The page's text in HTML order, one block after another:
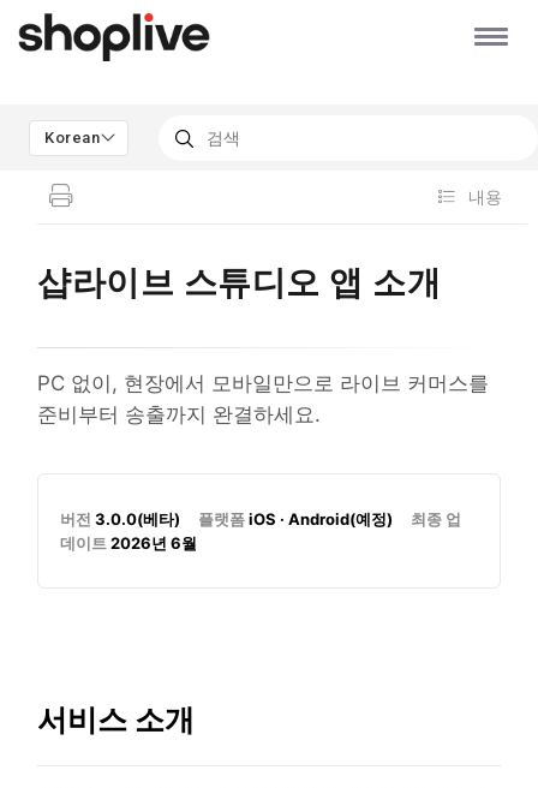
Korean
내용
샵라이브 스튜디오 앱 소개
PC 없이, 현장에서 모바일만으로 라이브 커머스를
준비부터 송출까지 완결하세요.
버전3.0.0(베타) 플랫폼iOS · Android(예정) 최종 업
데이트2026년 6월
서비스 소개